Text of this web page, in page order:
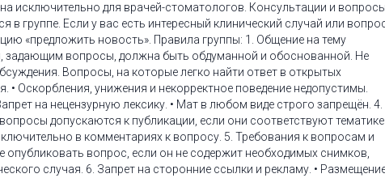
исключительно для врачей-стоматологов. Консультации и вопросы
в группе. Если у вас есть интересный клинический случай или
«предложить новость». Правила группы: 1. Общение на тему
вопросы, должна быть обдуманной и обоснованной. Не
Вопросы, на которые легко найти ответ в открытых
• Оскорбления, унижения и некорректное поведение недопустимы.
на нецензурную лексику. • Мат в любом виде строго запрещён. 4.
допускаются к публикации, если они соответствуют тематике
в комментариях к вопросу. 5. Требования к вопросам и
вопрос, если он не содержит необходимых снимков,
случая. 6. Запрет на сторонние ссылки и рекламу. •